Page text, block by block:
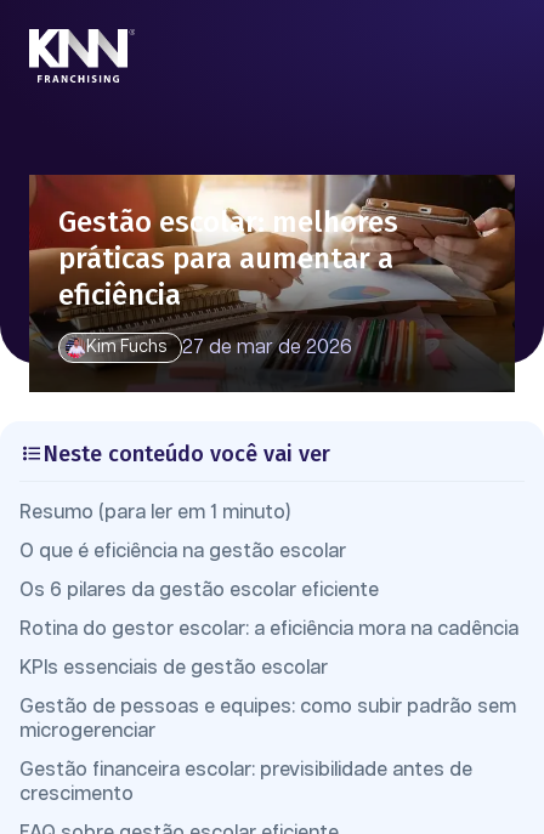
Gestão escolar: melhores
práticas para aumentar a
eficiência
Kim Fuchs 27 de mar de 2026
Neste conteúdo você vai ver
Resumo (para ler em 1 minuto)
O que é eficiência na gestão escolar
Os 6 pilares da gestão escolar eficiente
Rotina do gestor escolar: a eficiência mora na cadência
KPIs essenciais de gestão escolar
Gestão de pessoas e equipes: como subir padrão sem
microgerenciar
Gestão financeira escolar: previsibilidade antes de
crescimento